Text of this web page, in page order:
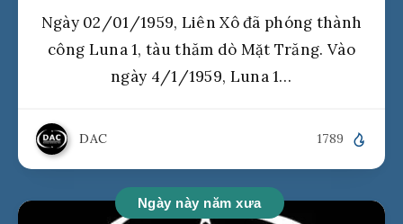
Ngày 02/01/1959, Liên Xô đã phóng thành
công Luna 1, tàu thăm dò Mặt Trăng. Vào
ngày 4/1/1959, Luna 1…
DAC 1789
Ngày này năm xưa